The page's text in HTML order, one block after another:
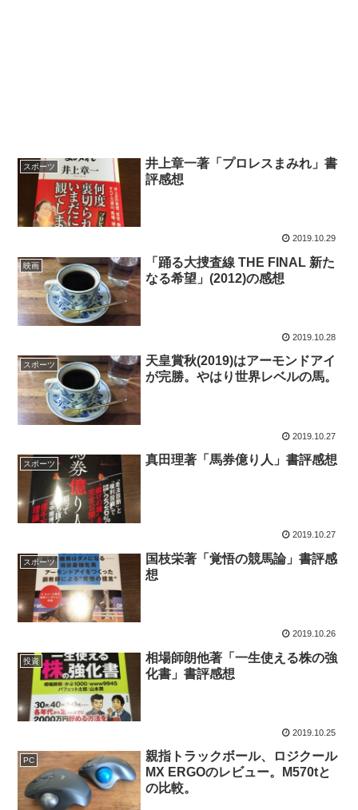
スポーツ
井上章一著「プロレスまみれ」書
評感想
2019.10.29
映画
「踊る大捜査線 THE FINAL 新た
なる希望」(2012)の感想
2019.10.28
スポーツ
天皇賞秋(2019)はアーモンドアイ
が完勝。やはり世界レベルの馬。
2019.10.27
スポーツ 真田理著「馬券億り人」書評感想
2019.10.27
スポーツ
国枝栄著「覚悟の競馬論」書評感
想
2019.10.26
投資
相場師朗他著「一生使える株の強
化書」書評感想
2019.10.25
PC
親指トラックボール、ロジクール
MX ERGOのレビュー。M570tと
の比較。